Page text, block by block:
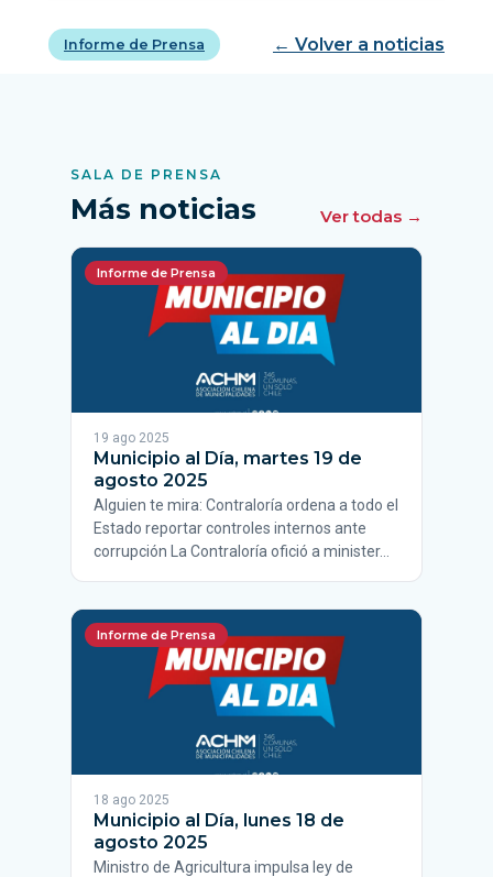
Informe de Prensa ← Volver a noticias
SALA DE PRENSA
Más noticias Ver todas →
Informe de Prensa
19 ago 2025
Municipio al Día, martes 19 de
agosto 2025
Alguien te mira: Contraloría ordena a todo el
Estado reportar controles internos ante
corrupción La Contraloría ofició a minister…
Informe de Prensa
18 ago 2025
Municipio al Día, lunes 18 de
agosto 2025
Ministro de Agricultura impulsa ley de